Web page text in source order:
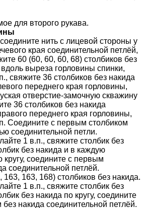
для второго рукава.
нить с лицевой стороны у
края соединительной петлёй,
60 (60, 60, 60, 68) столбиков без
выреза горловины спинки,
свяжите 36 столбиков без накида
переднего края горловины,
отверстие-замочную скважину
36 столбиков без накида
переднего края горловины,
Соедините с первым столбиком
соединительной петли.
1 в.п., свяжите столбик без
без накида и в каждую
соедините с первым
соединительной петлёй.
163, 163, 168) столбиков без накида.
1 в.п., свяжите столбик без
без накида по кругу, соедините
накида соединительной петлёй.